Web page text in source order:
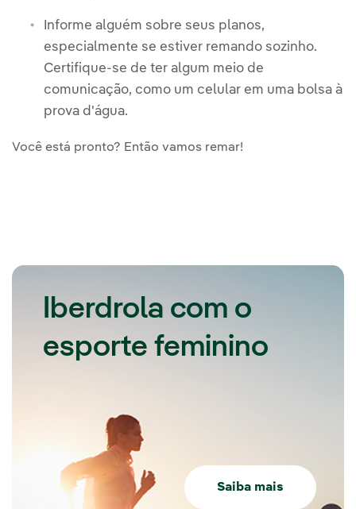
Informe alguém sobre seus planos,
especialmente se estiver remando sozinho.
Certifique-se de ter algum meio de
comunicação, como um celular em uma bolsa à
prova d'água.
Você está pronto? Então vamos remar!
Iberdrola com o
esporte feminino
Saiba mais